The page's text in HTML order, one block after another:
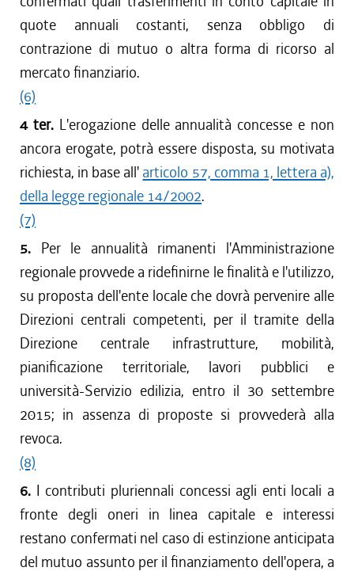
quote annuali costanti, senza obbligo di
contrazione di mutuo o altra forma di ricorso al
mercato finanziario.
(6)
4 ter. L'erogazione delle annualità concesse e non
ancora erogate, potrà essere disposta, su motivata
richiesta, in base all' articolo 57, comma 1, lettera a),
della legge regionale 14/2002.
(7)
5. Per le annualità rimanenti l'Amministrazione
regionale provvede a ridefinirne le finalità e l'utilizzo,
su proposta dell'ente locale che dovrà pervenire alle
Direzioni centrali competenti, per il tramite della
Direzione centrale infrastrutture, mobilità,
pianificazione territoriale, lavori pubblici e
università-Servizio edilizia, entro il 30 settembre
2015; in assenza di proposte si provvederà alla
revoca.
(8)
6. I contributi pluriennali concessi agli enti locali a
fronte degli oneri in linea capitale e interessi
restano confermati nel caso di estinzione anticipata
del mutuo assunto per il finanziamento dell'opera, a